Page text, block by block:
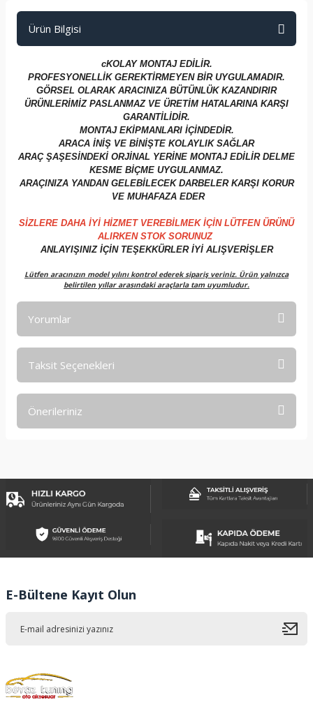
Ürün Bilgisi
cKOLAY MONTAJ EDİLİR.
PROFESYONELLİK GEREKTİRMEYEN BİR UYGULAMADIR.
GÖRSEL OLARAK ARACINIZA BÜTÜNLÜK KAZANDIRIR
ÜRÜNLERİMİZ PASLANMAZ VE ÜRETİM HATALARINA KARŞI
GARANTİLİDİR.
MONTAJ EKİPMANLARI İÇİNDEDİR.
ARACA İNİŞ VE BİNİŞTE KOLAYLIK SAĞLAR
ARAÇ ŞAŞESİNDEKİ ORJİNAL YERİNE MONTAJ EDİLİR DELME
KESME BİÇME UYGULANMAZ.
ARAÇINIZA YANDAN GELEBİLECEK DARBELER KARŞI KORUR
VE MUHAFAZA EDER
SİZLERE DAHA İYİ HİZMET VEREBİLMEK İÇİN LÜTFEN ÜRÜNÜ
ALIRKEN STOK SORUNUZ
ANLAYIŞINIZ İÇİN TEŞEKKÜRLER İYİ ALIŞVERİŞLER
Lütfen aracınızın model yılını kontrol ederek sipariş veriniz. Ürün yalnızca
belirtilen yıllar arasındaki araçlarla tam uyumludur.
Yorumlar
Taksit Seçenekleri
Önerileriniz
Görüş ve önerileriniz için teşekkür ederiz.
Ürün açıklamasında eksik bilgiler bulunuyor.
Ürün bilgilerinde hatalar bulunuyor.
Bu ürüne benzer farklı alternatifler olmalı.
E-Bültene Kayıt Olun